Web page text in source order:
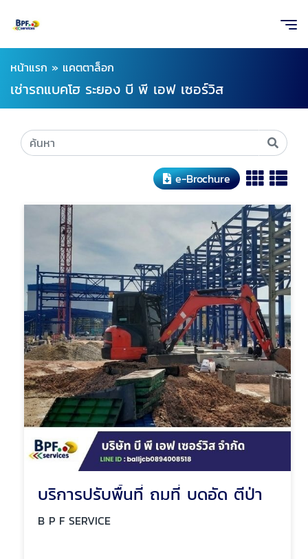
หน้าแรก » แคตตาล็อก
เช่ารถแบคโฮ ระยอง บี พี เอฟ เซอร์วิส
e-Brochure
บริการปรับพื้นที่ ถมที่ บดอัด ตีป่า
B P F SERVICE